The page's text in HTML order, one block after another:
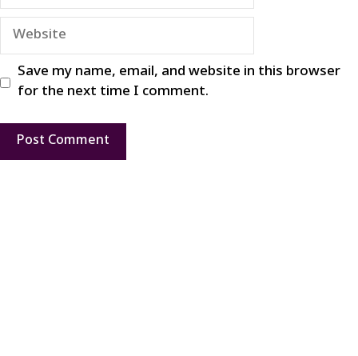
Website
Save my name, email, and website in this browser
for the next time I comment.